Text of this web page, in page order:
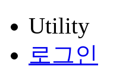
Utility
로그인